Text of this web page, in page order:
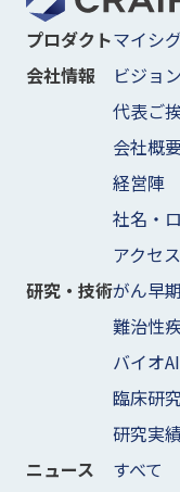
プロダクトマイシ
会社情報
ビジョ
代表ご
会社概
経営陣
社名・
アクセ
研究・技術がん早
難治性
バイオAI
臨床研究
研究実
ニュース
すべて